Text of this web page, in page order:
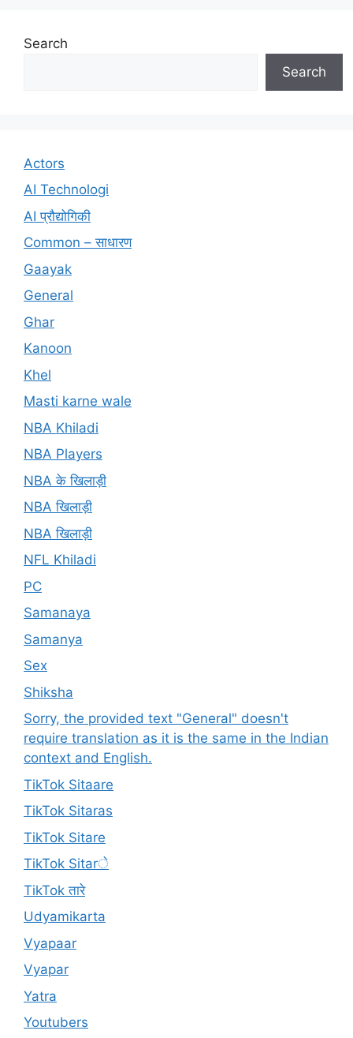
Search
Search
Actors
AI Technologi
AI प्रौद्योगिकी
Common – साधारण
Gaayak
General
Ghar
Kanoon
Khel
Masti karne wale
NBA Khiladi
NBA Players
NBA के खिलाड़ी
NBA खिलाड़ी
NBA खिलाड़ी
NFL Khiladi
PC
Samanaya
Samanya
Sex
Shiksha
Sorry, the provided text "General" doesn't
require translation as it is the same in the Indian
context and English.
TikTok Sitaare
TikTok Sitaras
TikTok Sitare
TikTok Sitarे
TikTok तारे
Udyamikarta
Vyapaar
Vyapar
Yatra
Youtubers